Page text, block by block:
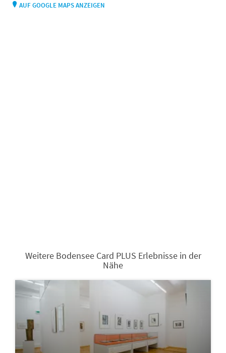
AUF GOOGLE MAPS ANZEIGEN
Weitere Bodensee Card PLUS Erlebnisse in der
Nähe